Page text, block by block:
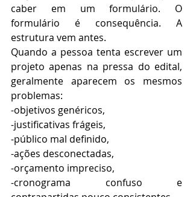
caber em um formulário. O
formulário é consequência. A
estrutura vem antes.
Quando a pessoa tenta escrever um
projeto apenas na pressa do edital,
geralmente aparecem os mesmos
problemas:
-objetivos genéricos,
-justificativas frágeis,
-público mal definido,
-ações desconectadas,
-orçamento impreciso,
-cronograma confuso e